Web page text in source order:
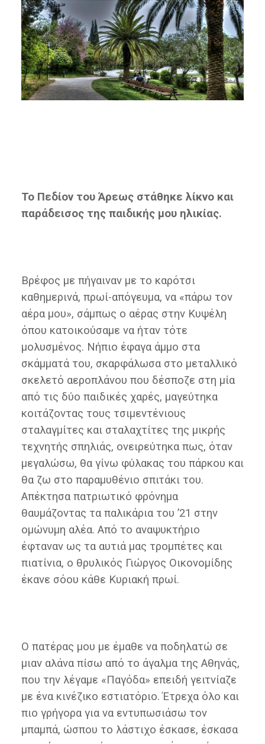
Το Πεδίον του Άρεως στάθηκε λίκνο και
παράδεισος της παιδικής μου ηλικίας.
Βρέφος με πήγαιναν με το καρότσι
καθημερινά, πρωί-απόγευμα, να «πάρω τον
αέρα μου», σάμπως ο αέρας στην Κυψέλη
όπου κατοικούσαμε να ήταν τότε
μολυσμένος. Νήπιο έφαγα άμμο στα
σκάμματά του, σκαρφάλωσα στο μεταλλικό
σκελετό αεροπλάνου που δέσποζε στη μία
από τις δύο παιδικές χαρές, μαγεύτηκα
κοιτάζοντας τους τσιμεντένιους
σταλαγμίτες και σταλαχτίτες της μικρής
τεχνητής σπηλιάς, ονειρεύτηκα πως, όταν
μεγαλώσω, θα γίνω φύλακας του πάρκου και
θα ζω στο παραμυθένιο σπιτάκι του.
Απέκτησα πατριωτικό φρόνημα
θαυμάζοντας τα παλικάρια του ’21 στην
ομώνυμη αλέα. Από το αναψυκτήριο
έφταναν ως τα αυτιά μας τρομπέτες και
πιατίνια, ο θρυλικός Γιώργος Οικονομίδης
έκανε σόου κάθε Κυριακή πρωί.
Ο πατέρας μου με έμαθε να ποδηλατώ σε
μιαν αλάνα πίσω από το άγαλμα της Αθηνάς,
που την λέγαμε «Παγόδα» επειδή γειτνίαζε
με ένα κινέζικο εστιατόριο. Έτρεχα όλο και
πιο γρήγορα για να εντυπωσιάσω τον
μπαμπά, ώσπου το λάστιχο έσκασε, έσκασα